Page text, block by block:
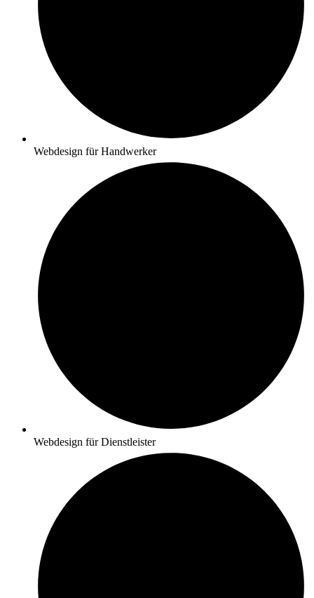
Webdesign für Handwerker
Webdesign für Dienstleister